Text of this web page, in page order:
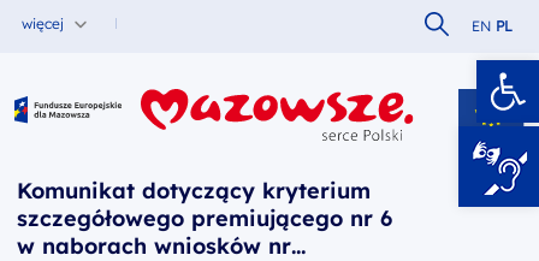
więcej Szukaj w
EN PL
Fundusze Europejskie dla Mazowsza
Komunikat dotyczący kryterium
szczegółowego premiującego nr 6
w naborach wniosków nr